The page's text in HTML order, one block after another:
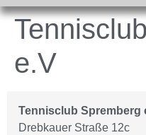
e.V
Tennisclub Spremberg
Drebkauer Straße 12c